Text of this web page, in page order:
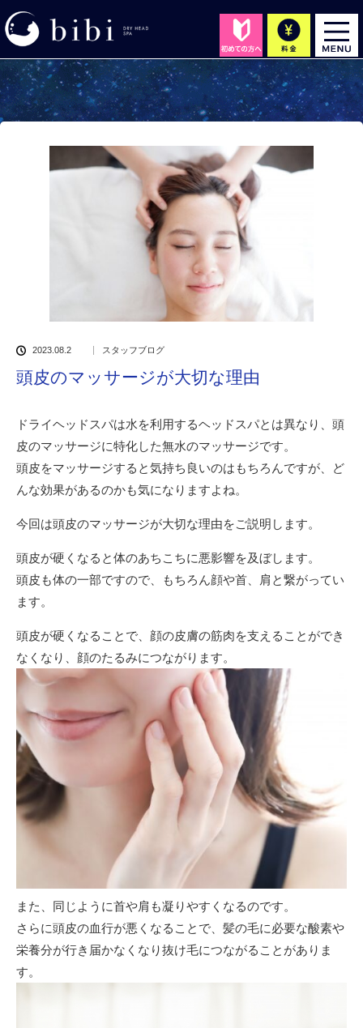
2023.08.2 スタッフブログ
頭皮のマッサージが大切な理由
ドライヘッドスパは水を利用するヘッドスパとは異なり、頭
皮のマッサージに特化した無水のマッサージです。
頭皮をマッサージすると気持ち良いのはもちろんですが、ど
んな効果があるのかも気になりますよね。
今回は頭皮のマッサージが大切な理由をご説明します。
頭皮が硬くなると体のあちこちに悪影響を及ぼします。
頭皮も体の一部ですので、もちろん顔や首、肩と繋がってい
ます。
頭皮が硬くなることで、顔の皮膚の筋肉を支えることができ
なくなり、顔のたるみにつながります。
また、同じように首や肩も凝りやすくなるのです。
さらに頭皮の血行が悪くなることで、髪の毛に必要な酸素や
栄養分が行き届かなくなり抜け毛につながることがありま
す。